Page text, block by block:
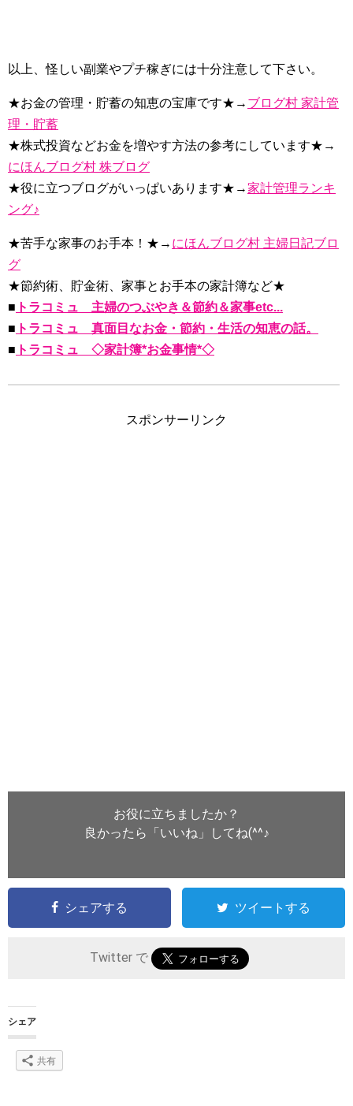
以上、怪しい副業やプチ稼ぎには十分注意して下さい。
★お金の管理・貯蓄の知恵の宝庫です★→ ブログ村 家計管
理・貯蓄
★株式投資などお金を増やす方法の参考にしています★→
にほんブログ村 株ブログ
★役に立つブログがいっぱいあります★→家計管理ランキ
ング♪
★苦手な家事のお手本！★→ にほんブログ村 主婦日記ブロ
グ
★節約術、貯金術、家事とお手本の家計簿など★
■ トラコミュ 主婦のつぶやき＆節約＆家事etc...
■ トラコミュ 真面目なお金・節約・生活の知恵の話。
■ トラコミュ ◇家計簿*お金事情*◇
スポンサーリンク
お役に立ちましたか？
良かったら「いいね」してね(^^♪
シェアする ツイートする
Twitter で
シェア
共有